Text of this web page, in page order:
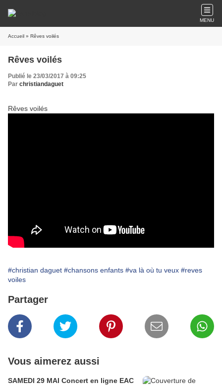
MENU
Accueil » Rêves voilés
Rêves voilés
Publié le 23/03/2017 à 09:25
Par christiandaguet
Rêves voilés
#christian daguet #chansons enfants #va là où tu veux #reves
voiles
Partager
Vous aimerez aussi
SAMEDI 29 MAI Concert en ligne EAC